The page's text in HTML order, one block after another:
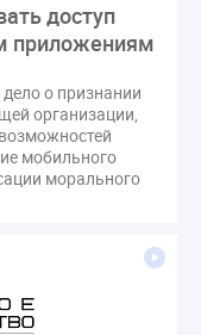
наследия
договора
доступ
приложениям
о признании
организации,
мобильного
морального